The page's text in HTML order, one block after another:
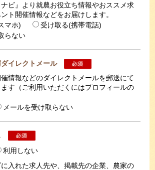
ナビ』より就農お役立ち情報やおススメ求
ト開催情報などをお届けします。
マホ)
受け取る(携帯電話)
らない
イレクトメール
情報などのダイレクトメールを郵送にて
す（ご利用いただくにはプロフィールの
メールを受け取らない
利用しない
入れた求人先や、掲載先の企業、農家の